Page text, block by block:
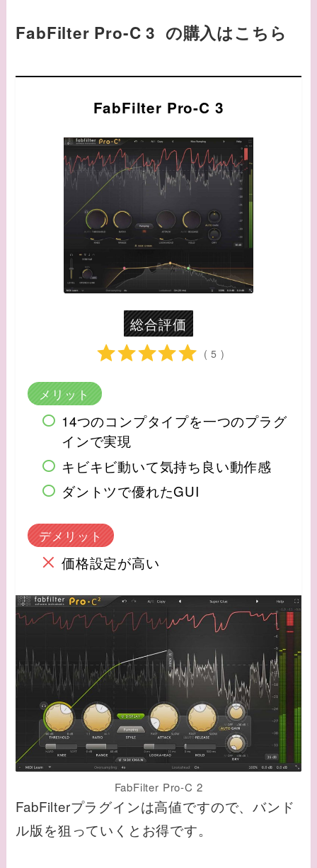
FabFilter Pro-C 3 の購入はこちら
FabFilter Pro-C 3
総合評価
( 5 )
メリット
14つのコンプタイプを一つのプラグ
インで実現
キビキビ動いて気持ち良い動作感
ダントツで優れたGUI
デメリット
価格設定が高い
FabFilter Pro-C 2
FabFilterプラグインは高値ですので、バンド
ル版を狙っていくとお得です。